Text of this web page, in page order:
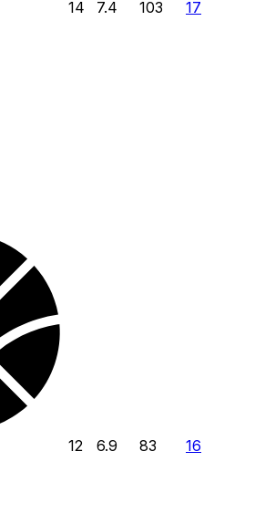
14 7.4 103 17
12 6.9 83 16